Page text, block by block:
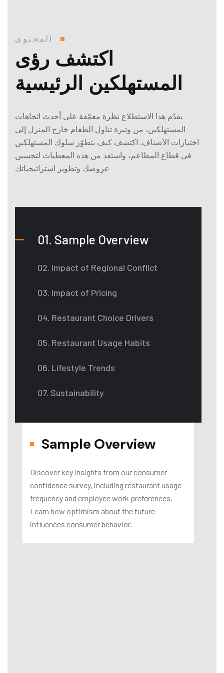
المحتوى
اكتشف رؤى
المستهلكين الرئيسية
يقدّم هذا الاستطلاع نظرة معمّقة على أحدث اتجاهات
المستهلكين، من وتيرة تناول الطعام خارج المنزل إلى
اختيارات الأصناف. اكتشف كيف يتطوّر سلوك المستهلكين
في قطاع المطاعم، واستفد من هذه المعطيات لتحسين
عروضك وتطوير استراتيجياتك
01. Sample Overview
02. Impact of Regional Conflict
03. Impact of Pricing
04. Restaurant Choice Drivers
05. Restaurant Usage Habits
06. Lifestyle Trends
07. Sustainability
Sample Overview
Discover key insights from our consumer
confidence survey, including restaurant usage
frequency and employee work preferences.
Learn how optimism about the future
influences consumer behavior.